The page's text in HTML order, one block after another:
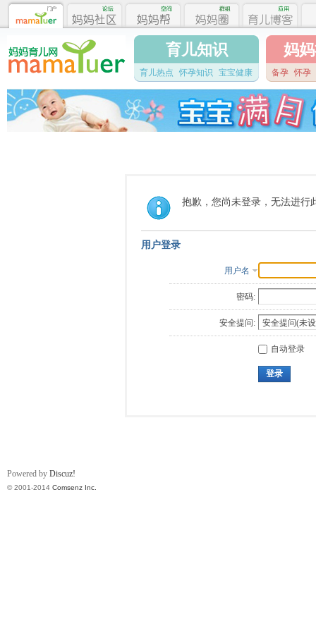
育儿知识
育儿热点 怀孕知识 宝宝健康
妈
备孕 怀孕
抱歉，您尚未登录，无法进行
用户登录
用户名
密码:
安全提问:
自动登录
登录
Powered by Discuz!
© 2001-2014 Comsenz Inc.